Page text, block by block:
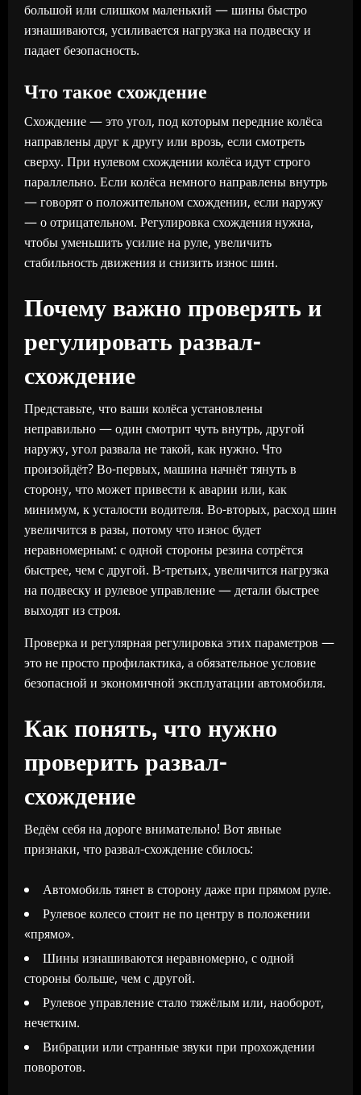
большой или слишком маленький — шины быстро
изнашиваются, усиливается нагрузка на подвеску и
падает безопасность.
Что такое схождение
Схождение — это угол, под которым передние колёса
направлены друг к другу или врозь, если смотреть
сверху. При нулевом схождении колёса идут строго
параллельно. Если колёса немного направлены внутрь
— говорят о положительном схождении, если наружу
— о отрицательном. Регулировка схождения нужна,
чтобы уменьшить усилие на руле, увеличить
стабильность движения и снизить износ шин.
Почему важно проверять и
регулировать развал-
схождение
Представьте, что ваши колёса установлены
неправильно — один смотрит чуть внутрь, другой
наружу, угол развала не такой, как нужно. Что
произойдёт? Во-первых, машина начнёт тянуть в
сторону, что может привести к аварии или, как
минимум, к усталости водителя. Во-вторых, расход шин
увеличится в разы, потому что износ будет
неравномерным: с одной стороны резина сотрётся
быстрее, чем с другой. В-третьих, увеличится нагрузка
на подвеску и рулевое управление — детали быстрее
выходят из строя.
Проверка и регулярная регулировка этих параметров —
это не просто профилактика, а обязательное условие
безопасной и экономичной эксплуатации автомобиля.
Как понять, что нужно
проверить развал-
схождение
Ведём себя на дороге внимательно! Вот явные
признаки, что развал-схождение сбилось:
Автомобиль тянет в сторону даже при прямом руле.
Рулевое колесо стоит не по центру в положении
«прямо».
Шины изнашиваются неравномерно, с одной
стороны больше, чем с другой.
Рулевое управление стало тяжёлым или, наоборот,
нечетким.
Вибрации или странные звуки при прохождении
поворотов.